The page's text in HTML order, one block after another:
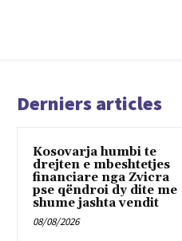
Derniers articles
Kosovarja humbi te
drejten e mbeshtetjes
financiare nga Zvicra
pse qëndroi dy dite me
shume jashta vendit
08/08/2026